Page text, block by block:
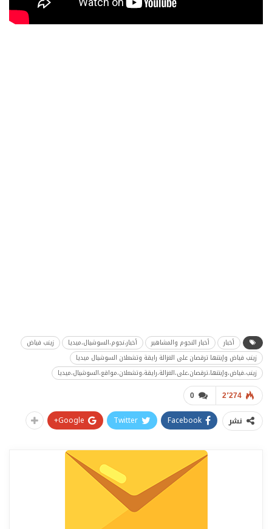
أخبار أخبار النجوم والمشاهير أخبار،نجوم،السوشيال،ميديا
زينب فياض
زينب فياض وإبنتها ترقصان على الغزالة رايقة وتشعلان السوشيال ميديا
زينب،فياض،وإبنتها،ترقصان،على،الغزالة،رايقة،وتشعلان،مواقع،السوشيال،ميديا
0 2٬274
نشر Facebook
Twitter
Google+